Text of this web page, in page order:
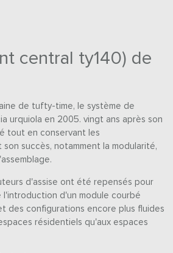
central ty140) de
de tufty-time, le système de
urquiola en 2005. vingt ans après son
tout en conservant les
succès, notamment la modularité,
d'assise ont été repensés pour
d'un module courbé
des configurations encore plus fluides
résidentiels qu'aux espaces